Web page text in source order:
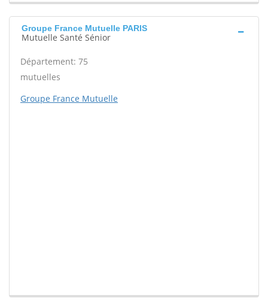
Groupe France Mutuelle PARIS
Mutuelle Santé Sénior
Département: 75
mutuelles
Groupe France Mutuelle